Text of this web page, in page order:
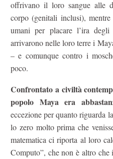
offrivano il loro sangue alle
corpo (genitali inclusi),
umani per placare l’ira
arrivarono nelle loro terre i
– e comunque contro i
poco.
Confrontato a civiltà
popolo Maya era
eccezione per quanto riguarda
lo zero molto prima che
matematica ci riporta al loro
Computo”, che non è altro